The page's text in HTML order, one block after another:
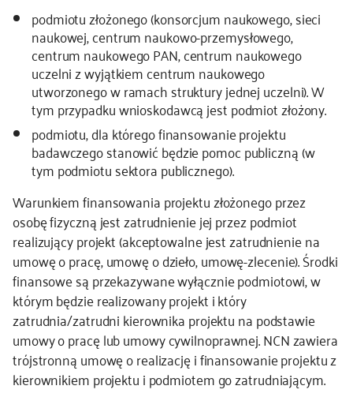
podmiotu złożonego (konsorcjum naukowego, sieci
naukowej, centrum naukowo-przemysłowego,
centrum naukowego PAN, centrum naukowego
uczelni z wyjątkiem centrum naukowego
utworzonego w ramach struktury jednej uczelni). W
tym przypadku wnioskodawcą jest podmiot złożony.
podmiotu, dla którego finansowanie projektu
badawczego stanowić będzie pomoc publiczną (w
tym podmiotu sektora publicznego).
Warunkiem finansowania projektu złożonego przez
osobę fizyczną jest zatrudnienie jej przez podmiot
realizujący projekt (akceptowalne jest zatrudnienie na
umowę o pracę, umowę o dzieło, umowę-zlecenie). Środki
finansowe są przekazywane wyłącznie podmiotowi, w
którym będzie realizowany projekt i który
zatrudnia/zatrudni kierownika projektu na podstawie
umowy o pracę lub umowy cywilnoprawnej. NCN zawiera
trójstronną umowę o realizację i finansowanie projektu z
kierownikiem projektu i podmiotem go zatrudniającym.